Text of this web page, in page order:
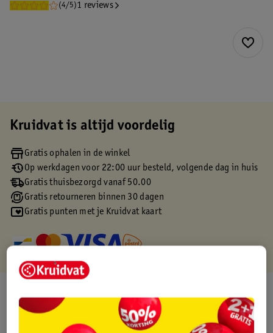
(4/5)1 reviews
Kruidvat is altijd voordelig
Gratis ophalen in de winkel
Op werkdagen voor 22:00 uur besteld, volgende dag in huis
Gratis thuisbezorgd vanaf 50.00
Gratis retourneren binnen 30 dagen
Gratis punten met je Kruidvat kaart